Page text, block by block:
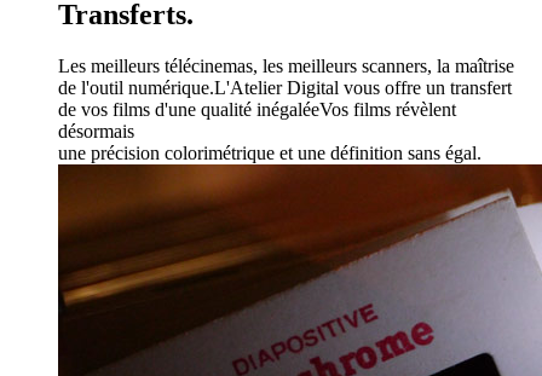
Transferts.
Les meilleurs télécinemas, les meilleurs scanners, la maîtrise
de l'outil numérique.L'Atelier Digital vous offre un transfert
de vos films d'une qualité inégaléeVos films révèlent
désormais
une précision colorimétrique et une définition sans égal.